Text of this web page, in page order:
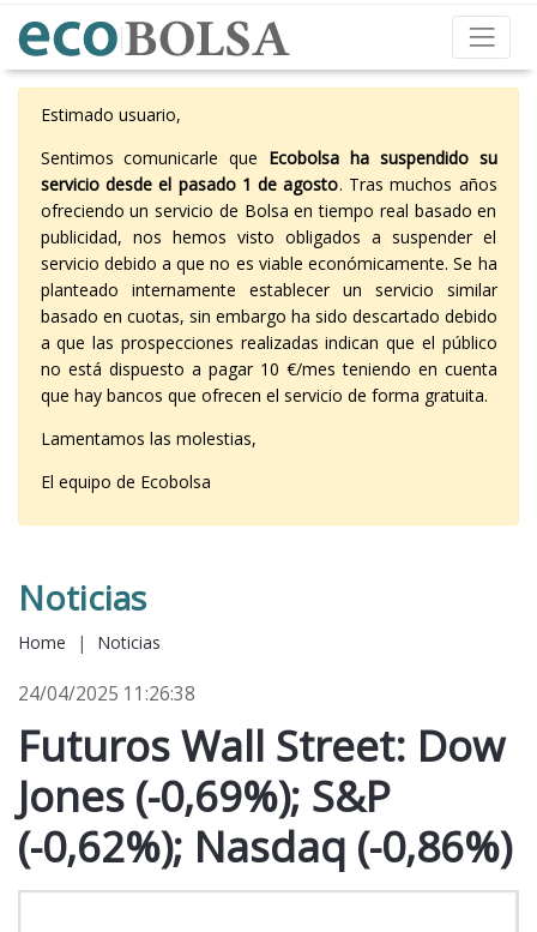
Estimado usuario,
Sentimos comunicarle que Ecobolsa ha suspendido su
servicio desde el pasado 1 de agosto. Tras muchos años
ofreciendo un servicio de Bolsa en tiempo real basado en
publicidad, nos hemos visto obligados a suspender el
servicio debido a que no es viable económicamente. Se ha
planteado internamente establecer un servicio similar
basado en cuotas, sin embargo ha sido descartado debido
a que las prospecciones realizadas indican que el público
no está dispuesto a pagar 10 €/mes teniendo en cuenta
que hay bancos que ofrecen el servicio de forma gratuita.
Lamentamos las molestias,
El equipo de Ecobolsa
Noticias
Home | Noticias
24/04/2025 11:26:38
Futuros Wall Street: Dow
Jones (-0,69%); S&P
(-0,62%); Nasdaq (-0,86%)